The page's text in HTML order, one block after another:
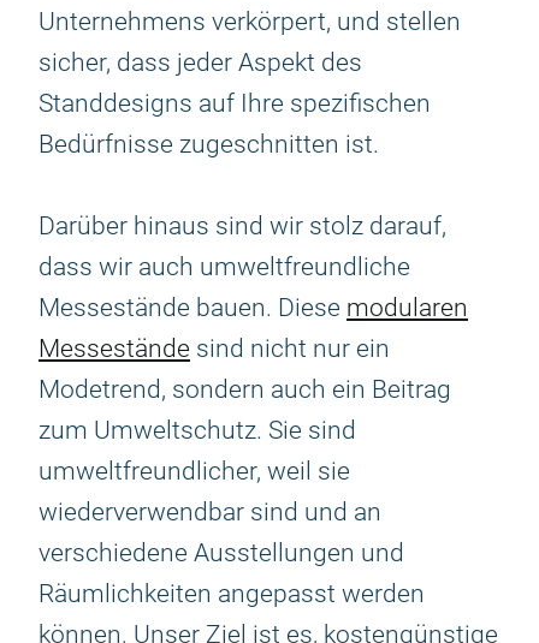
Unternehmens verkörpert, und stellen
sicher, dass jeder Aspekt des
Standdesigns auf Ihre spezifischen
Bedürfnisse zugeschnitten ist.
Darüber hinaus sind wir stolz darauf,
dass wir auch umweltfreundliche
Messestände bauen. Diese modularen
Messestände sind nicht nur ein
Modetrend, sondern auch ein Beitrag
zum Umweltschutz. Sie sind
umweltfreundlicher, weil sie
wiederverwendbar sind und an
verschiedene Ausstellungen und
Räumlichkeiten angepasst werden
können. Unser Ziel ist es, kostengünstige